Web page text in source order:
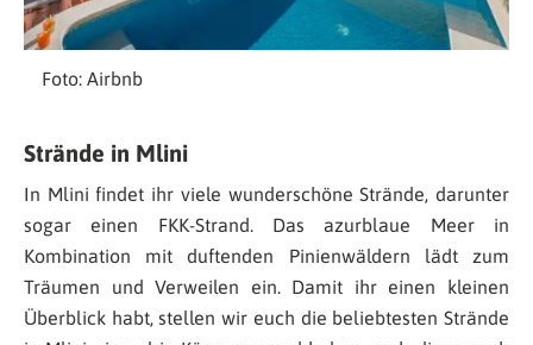
Foto: Airbnb
Strände in Mlini
In Mlini findet ihr viele wunderschöne Strände, darunter
sogar einen FKK-Strand. Das azurblaue Meer in
Kombination mit duftenden Pinienwäldern lädt zum
Träumen und Verweilen ein. Damit ihr einen kleinen
Überblick habt, stellen wir euch die beliebtesten Strände